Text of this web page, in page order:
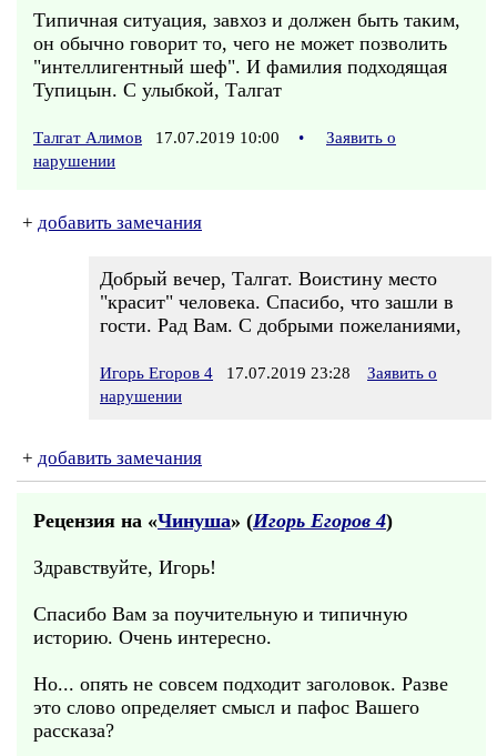
Типичная ситуация, завхоз и должен быть таким,
он обычно говорит то, чего не может позволить
"интеллигентный шеф". И фамилия подходящая
Тупицын. С улыбкой, Талгат
Талгат Алимов 17.07.2019 10:00 •
Заявить о
нарушении
+ добавить замечания
Добрый вечер, Талгат. Воистину место
"красит" человека. Спасибо, что зашли в
гости. Рад Вам. С добрыми пожеланиями,
Игорь Егоров 4 17.07.2019 23:28
Заявить о
нарушении
+ добавить замечания
Рецензия на «Чинуша» (Игорь Егоров 4)
Здравствуйте, Игорь!
Спасибо Вам за поучительную и типичную
историю. Очень интересно.
Но... опять не совсем подходит заголовок. Разве
это слово определяет смысл и пафос Вашего
рассказа?